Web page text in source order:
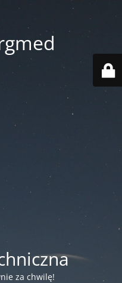
za chwilę!